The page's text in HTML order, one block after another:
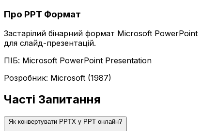
Про PPT Формат
Застарілий бінарний формат Microsoft PowerPoint
для слайд-презентацій.
ПІБ: Microsoft PowerPoint Presentation
Розробник: Microsoft (1987)
Часті Запитання
Як конвертувати PPTX у PPT онлайн?